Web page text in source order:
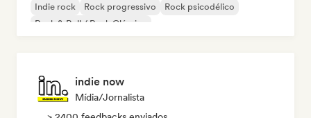
Indie rock
Rock progressivo
Rock psicodélico
Rock & Roll / Rock Clássico
indie now
Mídia/Jornalista